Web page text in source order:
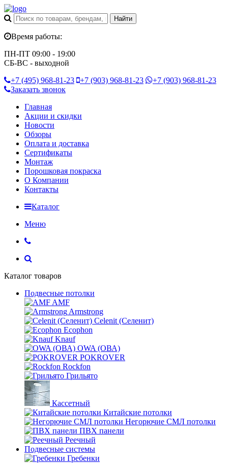
Время работы:
ПН-ПТ 09:00 - 19:00
СБ-ВС - выходной
+7 (495) 968-81-23 +7 (903) 968-81-23 +7 (903) 968-81-23
Заказать звонок
Главная
Акции и скидки
Новости
Обзоры
Оплата и доставка
Сертификаты
Монтаж
Порошковая покраска
О Компании
Контакты
Каталог
Меню
Каталог товаров
Подвесные потолки
AMF
Armstrong
Celenit (Селенит)
Ecophon
Knauf
OWA (ОВА)
POKROVER
Rockfon
Грильято
Кассетный
Китайские потолки
Негорючие СМЛ потолки
ПВХ панели
Реечный
Подвесные системы
Гребенки